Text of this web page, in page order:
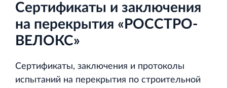
Сертификаты и заключения
на перекрытия «РОССТРО-
ВЕЛОКС»
Сертификаты, заключения и протоколы
испытаний на перекрытия по строительной